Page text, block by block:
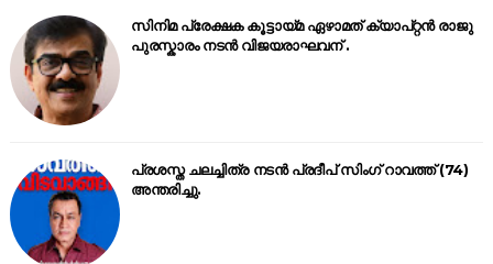
സിനിമ പ്രേക്ഷക കൂട്ടായ്മ ഏഴാമത് ക്യാപ്റ്റൻ രാജു
പുരസ്കാരം നടൻ വിജയരാഘവന് .
പ്രശസ്ത ചലച്ചിത്ര നടൻ പ്രദീപ് സിംഗ് റാവത്ത് (74)
അന്തരിച്ചു.